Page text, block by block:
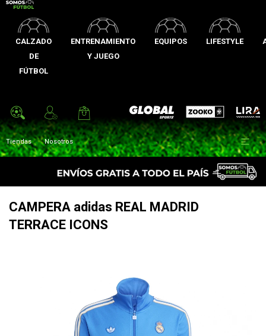
CALZADO
DE
FÚTBOL
ENTRENAMIENTO
Y JUEGO
EQUIPOS LIFESTYLE
Global Sports Zooko Lira
Tiendas Nosotros 
CAMPERA adidas REAL MADRID
TERRACE ICONS